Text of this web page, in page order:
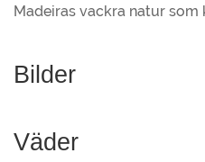
Madeiras vackra natur som
Bilder
Väder